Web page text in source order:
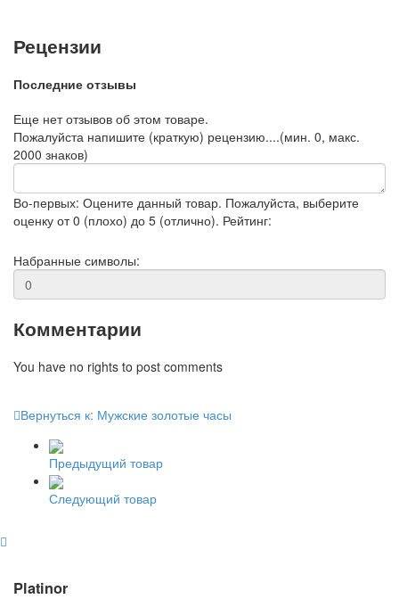
Рецензии
Последние отзывы
Еще нет отзывов об этом товаре.
Пожалуйста напишите (краткую) рецензию....(мин. 0, макс.
2000 знаков)
Во-первых: Оцените данный товар. Пожалуйста, выберите
оценку от 0 (плохо) до 5 (отлично). Рейтинг:
Набранные символы:
Комментарии
You have no rights to post comments
Вернуться к: Мужские золотые часы
Предыдущий товар
Следующий товар
Platinor